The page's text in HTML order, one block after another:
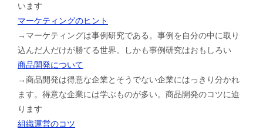
います
マーケティングのヒント
→マーケティングは事例研究である。事例を自分の中に取り
込んだ人だけが勝てる世界。しかも事例研究はおもしろい
商品開発について
→商品開発は得意な企業とそうでない企業にはっきり分かれ
ます。得意な企業には学ぶものが多い。商品開発のコツに迫
ります
組織運営のコツ